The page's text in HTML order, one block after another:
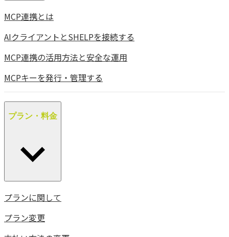
MCP連携とは
AIクライアントとSHELPを接続する
MCP連携の活用方法と安全な運用
MCPキーを発行・管理する
プラン・料金
プランに関して
プラン変更